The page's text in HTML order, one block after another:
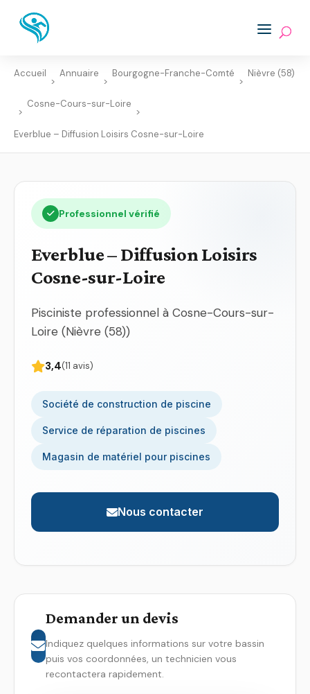
Accueil
>
Annuaire
>
Bourgogne-Franche-Comté
>
Nièvre (58)
>
Cosne-Cours-sur-Loire
>
Everblue – Diffusion Loisirs Cosne-sur-Loire
Professionnel vérifié
Everblue – Diffusion Loisirs
Cosne-sur-Loire
Pisciniste professionnel à Cosne-Cours-sur-
Loire (Nièvre (58))
3,4(11 avis)
Société de construction de piscine
Service de réparation de piscines
Magasin de matériel pour piscines
Nous contacter
Demander un devis
Indiquez quelques informations sur votre bassin
puis vos coordonnées, un technicien vous
recontactera rapidement.